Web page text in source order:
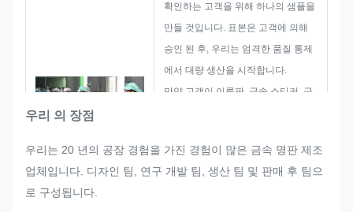
확인하는 고객을 위해 하나의 샘플을
만들 것입니다. 표본은 고객에 의해
승인 된 후, 우리는 엄격한 품질 통제
에서 대량 생산을 시작합니다.
만약 고객이 이름판, 금속 스티커, 금
는 그것을 수정 할 수 있다면 만족시
키기 위해 최선을 다할 것입니다.
우리 의 장점
우리는 20 년의 공장 경험을 가진 경험이 많은 금속 명판 제조
업체입니다. 디자인 팀, 연구 개발 팀, 생산 팀 및 판매 후 팀으
로 구성됩니다.